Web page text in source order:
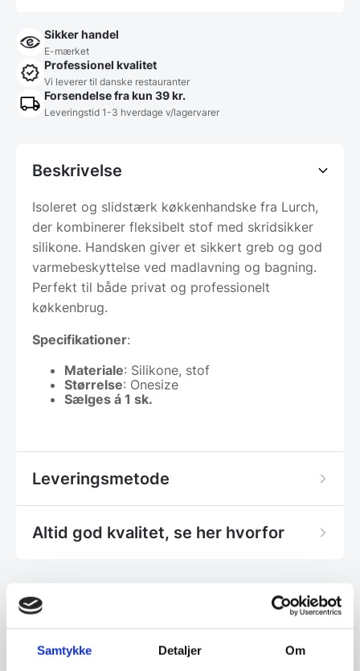
Samtykke Detaljer Om
Sikker handel
E-mærket
Professionel kvalitet
Vi leverer til danske restauranter
Forsendelse fra kun 39 kr.
Leveringstid 1-3 hverdage v/lagervarer
Beskrivelse
Isoleret og slidstærk køkkenhandske fra Lurch,
der kombinerer fleksibelt stof med skridsikker
silikone. Handsken giver et sikkert greb og god
varmebeskyttelse ved madlavning og bagning.
Perfekt til både privat og professionelt
køkkenbrug.
Specifikationer:
Materiale: Silikone, stof
Størrelse: Onesize
Sælges á 1 sk.
Leveringsmetode
Altid god kvalitet, se her hvorfor
Har du spørgsmål til varen? Klik her